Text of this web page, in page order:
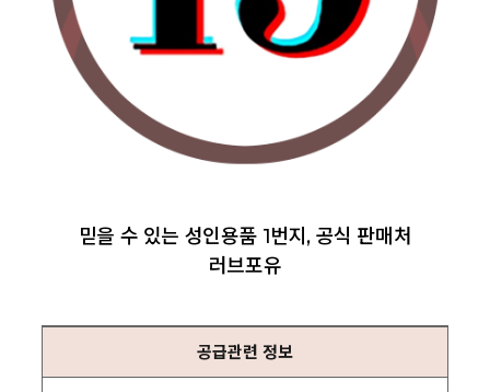
믿을 수 있는 성인용품 1번지, 공식 판매처
러브포유
공급관련 정보